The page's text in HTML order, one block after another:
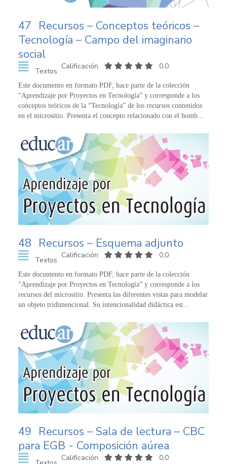
47 Recursos – Conceptos teóricos –
Tecnología – Campo del imaginario
social
Textos
Calificación 0,0
Este documento en formato PDF, hace parte de la colección
“Aprendizaje por Proyectos en Tecnología” y corresponde a los
conceptos teóricos de la “Tecnología” de los recursos contenidos
en el micrositio. Presenta el concepto relacionado con el homb...
48 Recursos – Esquema adjunto
Textos
Calificación 0,0
Este documento en formato PDF, hace parte de la colección
“Aprendizaje por Proyectos en Tecnología” y corresponde a los
recursos del micrositio. Presenta las diferentes vistas para modelar
un objeto tridimencional. Su intencionalidad didáctica est...
49 Recursos – Sala de lectura – CBC
para EGB - Composición aúrea
Calificación 0,0